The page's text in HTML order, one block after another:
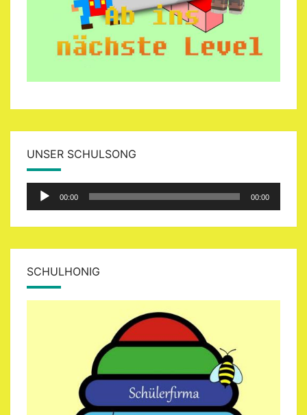
UNSER SCHULSONG
Audio-
Player
00:00 00:00
SCHULHONIG